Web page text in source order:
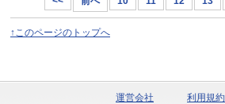
↑このページのトップへ
運営会社 利用規約